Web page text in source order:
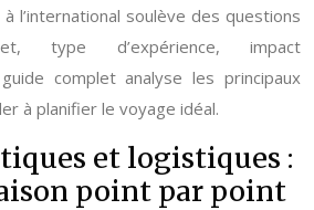
l’international soulève des questions
type d’expérience, impact
complet analyse les principaux
à planifier le voyage idéal.
et logistiques :
point par point